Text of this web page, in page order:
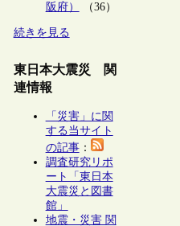
阪府）
（36）
続きを見る
東日本大震災 関
連情報
「災害」に関
する当サイト
の記事：
調査研究リポ
ート「東日本
大震災と図書
館」
地震・災害 関